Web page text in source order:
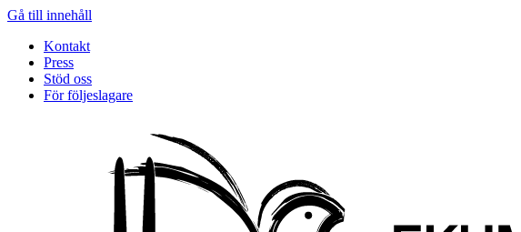
Gå till innehåll
Kontakt
Press
Stöd oss
För följeslagare